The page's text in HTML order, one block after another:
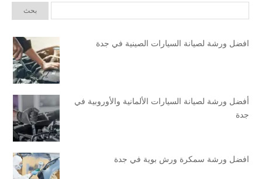
افضل ورشة لصيانة السيارات الصينية في جدة
أفضل ورشة لصيانة السيارات الألمانية والأوروبية في
جدة
افضل ورشة سمكرة ورش بوية في جدة